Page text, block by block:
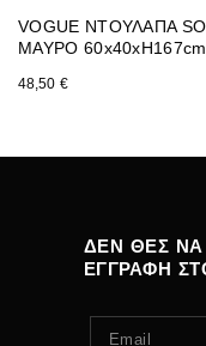
VOGUE ΝΤΟΥΛΑΠΑ
ΜΑΥΡΟ 60x40xH167cm
48,50 €
ΔΕΝ ΘΕΣ ΝΑ
ΕΓΓΡΑΦΗ